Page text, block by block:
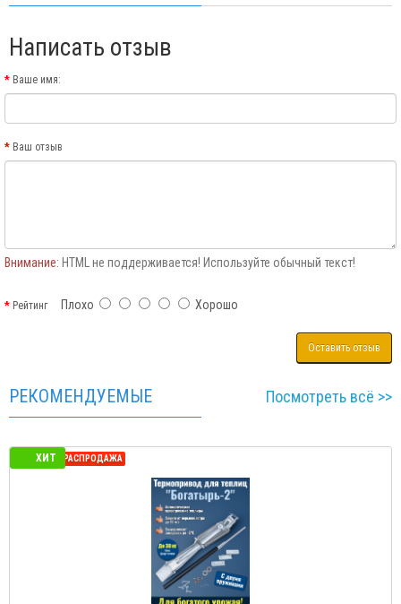
Написать отзыв
Ваше имя:
Ваш отзыв
Внимание: HTML не поддерживается! Используйте обычный текст!
РейтингПлохо Хорошо
Оставить отзыв
РЕКОМЕНДУЕМЫЕ Посмотреть всё >>
ХИТ
СЕЗОННАЯ РАСПРОДАЖА